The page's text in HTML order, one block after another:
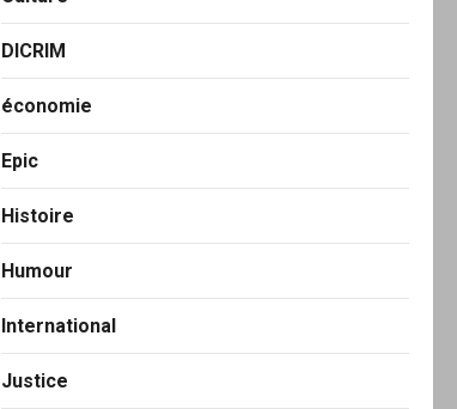
DICRIM
économie
Epic
Histoire
Humour
International
Justice